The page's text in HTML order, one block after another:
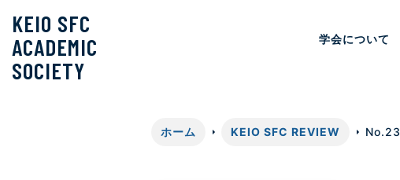
KEIO SFC
ACADEMIC
SOCIETY
学会について
ホーム KEIO SFC REVIEW No.23